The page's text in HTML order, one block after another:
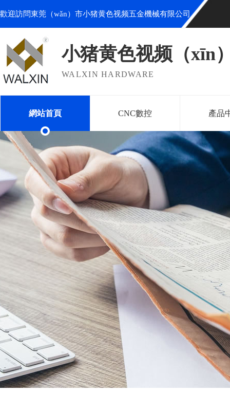
歡迎訪問東莞（wǎn）市小猪黄色视频五金機械有限公司
小猪黄色视频（xīn
WALXIN HARDWARE
網站首頁 CNC數控 產品